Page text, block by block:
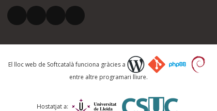
El vostre correu electrònic *
Què proposeu?
Comentari *
El lloc web de Softcatalà funciona gràcies a
entre altre programari lliure.
Hostatjat a: